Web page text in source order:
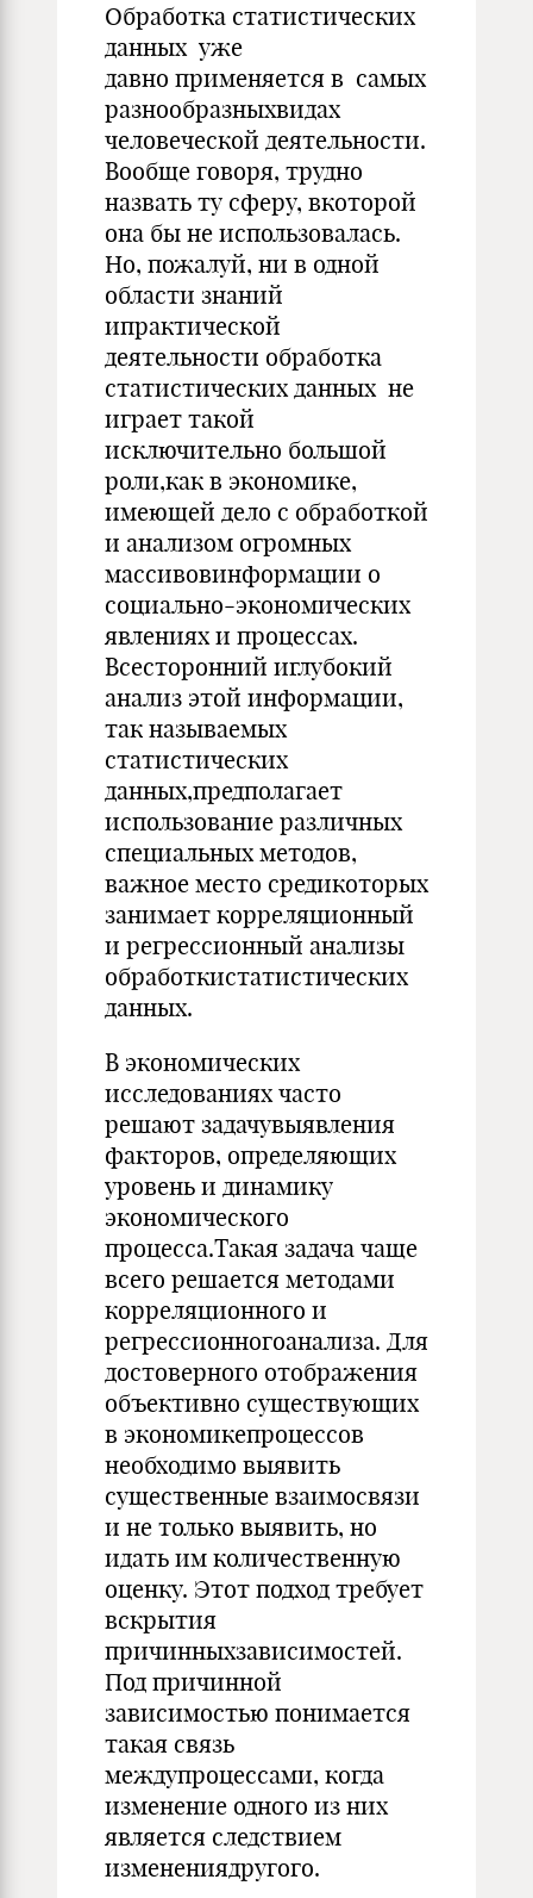
Обработка статистических
данных уже
давно применяется в самых
разнообразныхвидах
человеческой деятельности.
Вообще говоря, трудно
назвать ту сферу, вкоторой
она бы не использовалась.
Но, пожалуй, ни в одной
области знаний
ипрактической
деятельности обработка
статистических данных не
играет такой
исключительно большой
роли,как в экономике,
имеющей дело с обработкой
и анализом огромных
массивовинформации о
социально-экономических
явлениях и процессах.
Всесторонний иглубокий
анализ этой информации,
так называемых
статистических
данных,предполагает
использование различных
специальных методов,
важное место средикоторых
занимает корреляционный
и регрессионный анализы
обработкистатистических
данных.
В экономических
исследованиях часто
решают задачувыявления
факторов, определяющих
уровень и динамику
экономического
процесса.Такая задача чаще
всего решается методами
корреляционного и
регрессионногоанализа. Для
достоверного отображения
объективно существующих
в экономикепроцессов
необходимо выявить
существенные взаимосвязи
и не только выявить, но
идать им количественную
оценку. Этот подход требует
вскрытия
причинныхзависимостей.
Под причинной
зависимостью понимается
такая связь
междупроцессами, когда
изменение одного из них
является следствием
изменениядругого.